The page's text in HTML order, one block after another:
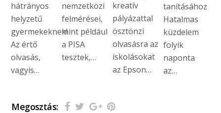
hátrányos
helyzetű
gyermekeknek!
Az értő
olvasás,
vagyis…
nemzetközi
felmérései,
mint például
a PISA
tesztek,…
kreatív
pályázattal
ösztönzi
olvasásra az
iskolásokat
az Epson…
tanításához
Hatalmas
küzdelem
folyik
naponta
az…
Megosztás: